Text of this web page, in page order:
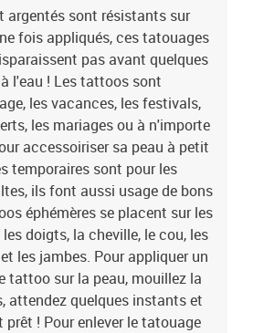
autocollants. Le design est exclusif
fait 15 x 9 cm. Les stickers
d'environ 5,5 cm.
argentés sont résistants sur
fois appliqués, ces tatouages
pas avant quelques
l'eau ! Les tattoos sont
les vacances, les festivals,
les mariages ou à n'importe
accessoiriser sa peau à petit
temporaires sont pour les
ils font aussi usage de bons
éphémères se placent sur les
doigts, la cheville, le cou, les
les jambes. Pour appliquer un
tattoo sur la peau, mouillez la
attendez quelques instants et
! Pour enlever le tatouage